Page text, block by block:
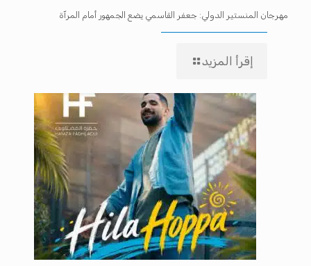
مهرجان المنستير الدولي: جعفر القاسمي يضع الجمهور أمام المرآة
إقرأ المزيد